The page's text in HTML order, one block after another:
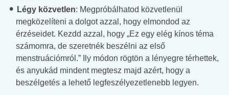
Légy közvetlen: Megpróbálhatod közvetlenül
megközelíteni a dolgot azzal, hogy elmondod az
érzéseidet. Kezdd azzal, hogy „Ez egy elég kínos téma
számomra, de szeretnék beszélni az első
menstruációmról.” Ily módon rögtön a lényegre térhettek,
és anyukád mindent megtesz majd azért, hogy a
beszélgetés a lehető legfeszélyezetlenebb legyen.